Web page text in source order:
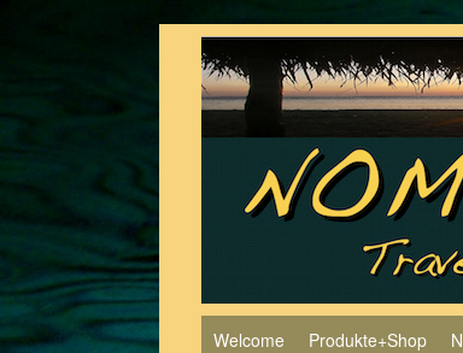
springen
Welcome Produkte+Shop